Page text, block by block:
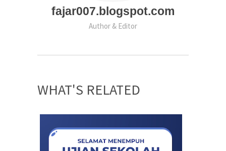
fajar007.blogspot.com
Author & Editor
WHAT'S RELATED